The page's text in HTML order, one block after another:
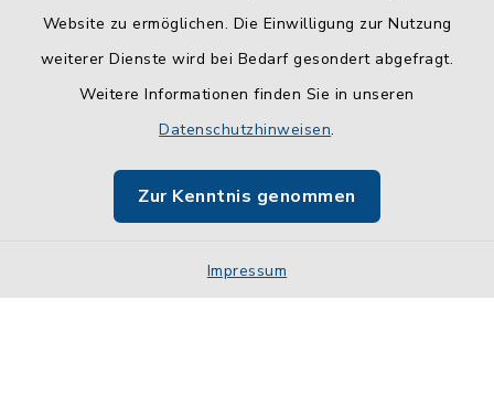
Website zu ermöglichen. Die Einwilligung zur Nutzung
weiterer Dienste wird bei Bedarf gesondert abgefragt.
Weitere Informationen finden Sie in unseren
Datenschutzhinweisen.
Zur Kenntnis genommen
Impressum
Barrierefreiheit
Impressum
Sitemap